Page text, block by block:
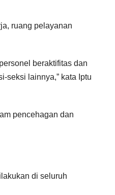
ruang pelayanan
beraktifitas dan
seksi lainnya,” kata Iptu
pencehagan dan
di seluruh